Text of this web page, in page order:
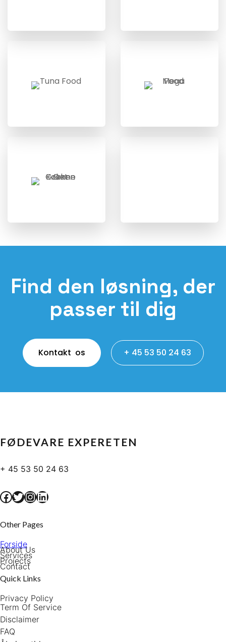
Find den løsning, der
passer til dig
Kontakt os + 45 53 50 24 63
FØDEVARE EXPERETEN
+ 45 53 50 24 63
Facebook Twitter InstagramLinkedIn
Other Pages
Forside
About Us
Services
Projects
Contact
Quick Links
Privacy Policy
Term Of Service
Disclaimer
FAQ